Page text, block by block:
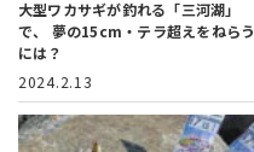
大型ワカサギが釣れる「三河湖」
で、 夢の15cm・テラ超えをねらう
には？
2024.2.13